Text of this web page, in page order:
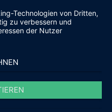
Technologien von Dritten,
zu verbessern und
der Nutzer